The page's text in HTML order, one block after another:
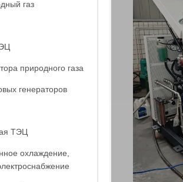
газ
природного газа
генераторов
ТЭЦ
охлаждение,